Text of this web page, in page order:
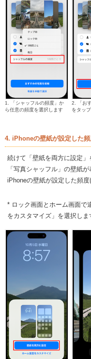
1. 「シャッフルの頻度」か
ら任意の頻度を選択します
2. 「お
をタッ
4. iPhoneの壁紙が設定した
続けて「壁紙を両方に設定
「写真シャッフル」の壁紙
iPhoneの壁紙が設定した頻度
* ロック画面とホーム画面で
をカスタマイズ」を選択しま